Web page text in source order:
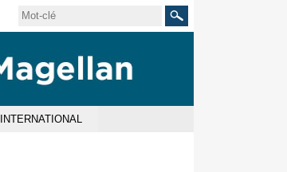
Rechercher
INTERNATIONAL